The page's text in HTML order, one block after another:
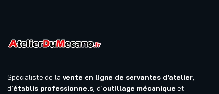
Spécialiste de la vente en ligne de servantes d’atelier,
d’établis professionnels, d’outillage mécanique et